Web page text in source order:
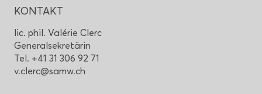
KON­TAKT
lic. phil. Valérie Clerc
Ge­ne­ral­se­kre­tä­rin
Tel. +41 31 306 92 71
v.clerc@samw.ch